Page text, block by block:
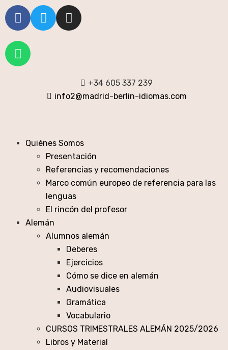
+34 605 337 239
info2@madrid-berlin-idiomas.com
Quiénes Somos
Presentación
Referencias y recomendaciones
Marco común europeo de referencia para las
lenguas
El rincón del profesor
Alemán
Alumnos alemán
Deberes
Ejercicios
Cómo se dice en alemán
Audiovisuales
Gramática
Vocabulario
CURSOS TRIMESTRALES ALEMÁN 2025/2026
Libros y Material